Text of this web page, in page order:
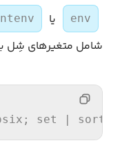
env یا
شامل متغیرهای شِل
set sort